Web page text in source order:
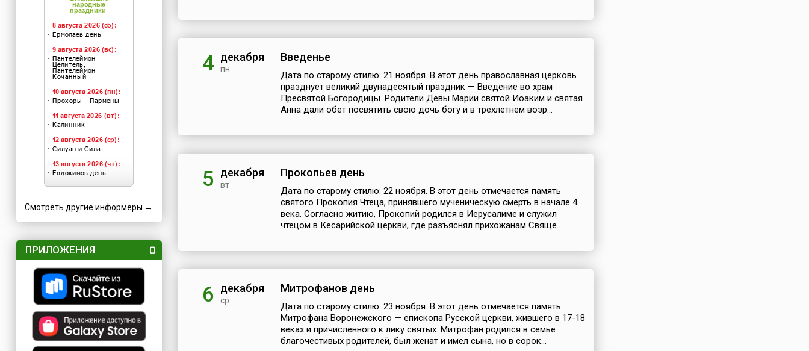
Смотреть другие информеры →
ПРИЛОЖЕНИЯ
4 декабря
пн
Введенье
Дата по старому стилю: 21 ноября. В этот день православная церковь
празднует великий двунадесятый праздник — Введение во храм
Пресвятой Богородицы. Родители Девы Марии святой Иоаким и святая
Анна дали обет посвятить свою дочь богу и в трехлетнем возр...
5 декабря
вт
Прокопьев день
Дата по старому стилю: 22 ноября. В этот день отмечается память
святого Прокопия Чтеца, принявшего мученическую смерть в начале 4
века. Согласно житию, Прокопий родился в Иерусалиме и служил
чтецом в Кесарийской церкви, где разъяснял прихожанам Свяще...
6 декабря
ср
Митрофанов день
Дата по старому стилю: 23 ноября. В этот день отмечается память
Митрофана Воронежского — епископа Русской церкви, жившего в 17-18
веках и причисленного к лику святых. Митрофан родился в семье
благочестивых родителей, был женат и имел сына, но в сорок...